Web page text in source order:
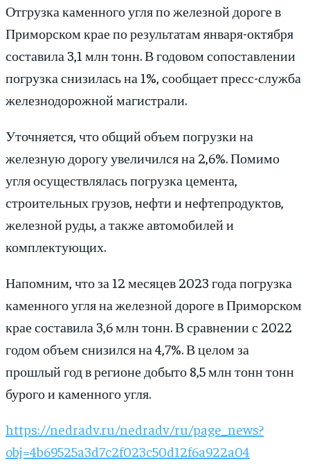
Отгрузка каменного угля по железной дороге в
Приморском крае по результатам января-октября
составила 3,1 млн тонн. В годовом сопоставлении
погрузка снизилась на 1%, сообщает пресс-служба
железнодорожной магистрали.
Уточняется, что общий объем погрузки на
железную дорогу увеличился на 2,6%. Помимо
угля осуществлялась погрузка цемента,
строительных грузов, нефти и нефтепродуктов,
железной руды, а также автомобилей и
комплектующих.
Напомним, что за 12 месяцев 2023 года погрузка
каменного угля на железной дороге в Приморском
крае составила 3,6 млн тонн. В сравнении с 2022
годом объем снизился на 4,7%. В целом за
прошлый год в регионе добыто 8,5 млн тонн тонн
бурого и каменного угля.
https://nedradv.ru/nedradv/ru/page_news?
obj=4b69525a3d7c2f023c50d12f6a922a04